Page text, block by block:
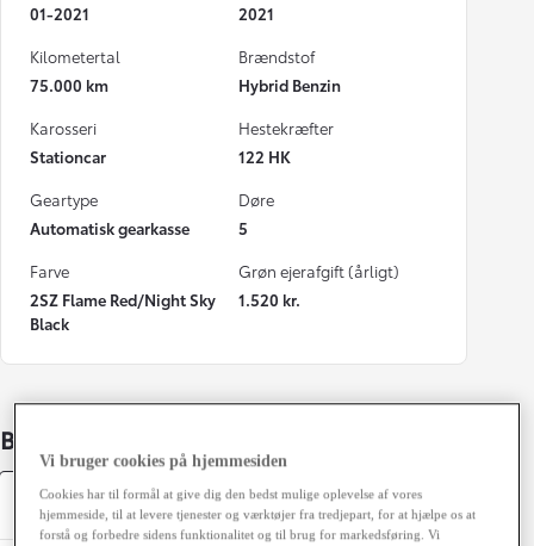
01-2021
2021
Kilometertal
75.000 km
Brændstof
Hybrid Benzin
Karosseri
Stationcar
Hestekræfter
122 HK
Geartype
Automatisk gearkasse
Døre
5
Farve
2SZ Flame Red/Night Sky
Black
Grøn ejerafgift (årligt)
1.520 kr.
Bildetaljer
Specifikationer
Vi bruger cookies på hjemmesiden
Cookies har til formål at give dig den bedst mulige oplevelse af vores
hjemmeside, til at levere tjenester og værktøjer fra tredjepart, for at hjælpe os at
forstå og forbedre sidens funktionalitet og til brug for markedsføring. Vi